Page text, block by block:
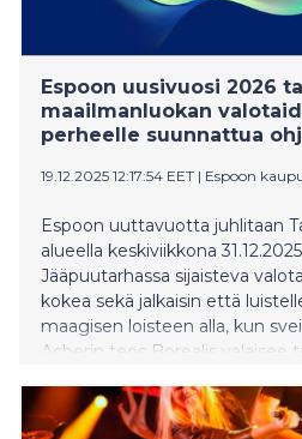
Espoon uusivuosi 2026
maailmanluokan
perheelle suunnattua
19.12.2025 12:17:54 EET | Espoon
Espoon uuttavuotta juhlitaan
alueella keskiviikkona
Jääpuutarhassa sijaisteva
kokea sekä jalkaisin että
maagisen loisteen alla, kun
Acherin teos Borealis valaisee
Kulttuurikeskuksessa on paljon
kuten disko, karuselli, DJ-